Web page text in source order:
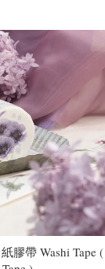
膠帶 Washi Tape (